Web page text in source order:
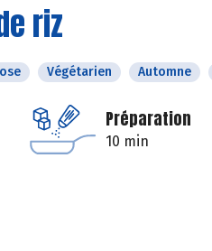
riz
Végétarien Automne
Préparation
10 min